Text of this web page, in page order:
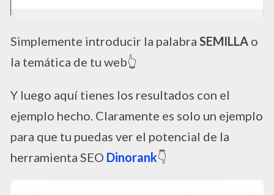
Simplemente introducir la palabra SEMILLA o
la temática de tu web👆​
Y luego aquí tienes los resultados con el
ejemplo hecho. Claramente es solo un ejemplo
para que tu puedas ver el potencial de la
herramienta SEO Dinorank👇